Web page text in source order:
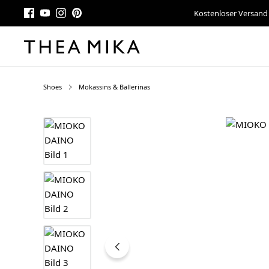
Kostenloser Versand
Shoes Mokassins & Ballerinas
Bildergalerie überspringen